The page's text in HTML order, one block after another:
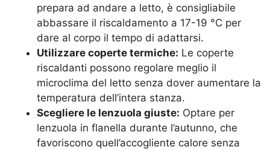
prepara ad andare a letto, è consigliabile
abbassare il riscaldamento a 17-19 °C per
dare al corpo il tempo di adattarsi.
Utilizzare coperte termiche: Le coperte
riscaldanti possono regolare meglio il
microclima del letto senza dover aumentare la
temperatura dell’intera stanza.
Scegliere le lenzuola giuste: Optare per
lenzuola in flanella durante l’autunno, che
favoriscono quell’accogliente calore senza